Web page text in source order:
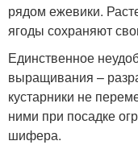
рядом ежевики.
ягоды сохраняют
Единственное
выращивания –
кустарники не
ними при посадке
шифера.